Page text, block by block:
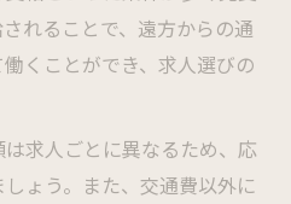
れることで、遠方からの通
くことができ、求人選びの
求人ごとに異なるため、応
ょう。また、交通費以外に